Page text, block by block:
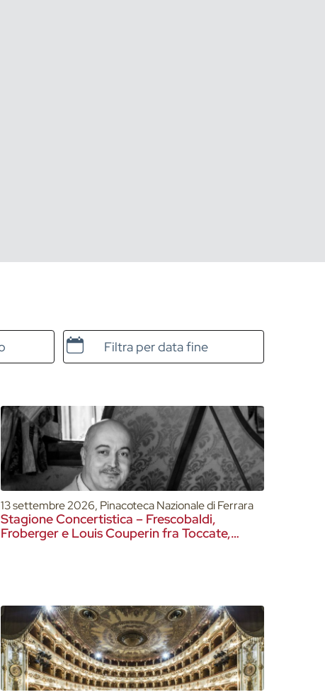
Data e ora di fine
13 settembre 2026, Pinacoteca Nazionale di Ferrara
Stagione Concertistica – Frescobaldi,
Froberger e Louis Couperin fra Toccate,